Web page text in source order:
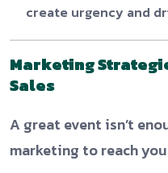
create urgency and
Marketing
Sales
A great event isn’t
marketing to reach